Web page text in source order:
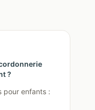
?
pour enfants :